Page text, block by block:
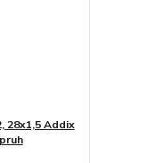
28x1,5 Addix